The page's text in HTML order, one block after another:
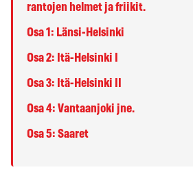
rantojen helmet ja friikit.
Osa 1: Länsi-Helsinki
Osa 2: Itä-Helsinki I
Osa 3: Itä-Helsinki II
Osa 4: Vantaanjoki jne.
Osa 5: Saaret